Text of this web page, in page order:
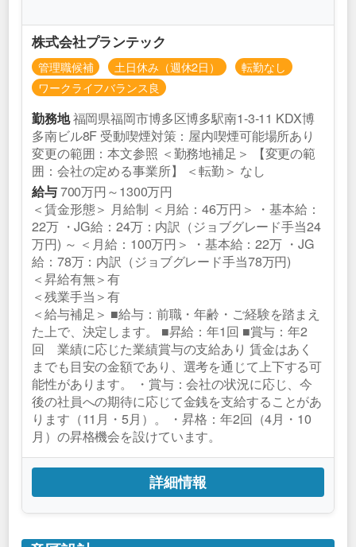
株式会社プランテック
管理職候補 土日休み（週休2日）
転勤なし
ワークライフバランス良
勤務地福岡県福岡市博多区博多駅南1-3-11 KDX博
多南ビル8F 受動喫煙対策：屋内喫煙可能場所あり
変更の範囲：本文参照 ＜勤務地補足＞ 【変更の範
囲：会社の定める事業所】 ＜転勤＞ なし
給与700万円～1300万円
＜賃金形態＞ 月給制 ＜月給：46万円＞ ・基本給：
22万 ・JG給：24万：内訳（ジョブグレード手当24
万円) ～ ＜月給：100万円＞ ・基本給：22万 ・JG
給：78万：内訳（ジョブグレード手当78万円)
＜昇給有無＞有
＜残業手当＞有
＜給与補足＞ ■給与：前職・年齢・ご経験を踏まえ
た上で、決定します。 ■昇給：年1回 ■賞与：年2
回 業績に応じた業績賞与の支給あり 賃金はあく
までも目安の金額であり、選考を通じて上下する可
能性があります。 ・賞与：会社の状況に応じ、今
後の社員への期待に応じて金銭を支給することがあ
ります（11月・5月）。 ・昇格：年2回（4月・10
月）の昇格機会を設けています。
詳細情報